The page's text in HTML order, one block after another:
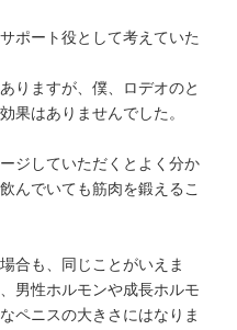
ポート役として考えていた
りますが、僕、ロデオのと
果はありませんでした。
ジしていただくとよく分か
んでいても筋肉を鍛えるこ
合も、同じことがいえま
男性ホルモンや成長ホルモ
ペニスの大きさにはなりま